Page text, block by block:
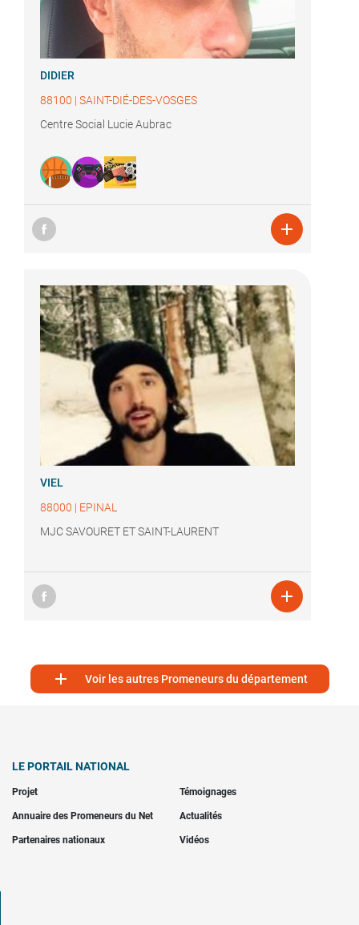
DIDIER
88100 | SAINT-DIÉ-DES-VOSGES
Centre Social Lucie Aubrac

VIEL
88000 | EPINAL
MJC SAVOURET ET SAINT-LAURENT

 Voir les autres Promeneurs du département
LE PORTAIL NATIONAL
Projet Témoignages
Annuaire des Promeneurs du Net Actualités
Partenaires nationaux Vidéos